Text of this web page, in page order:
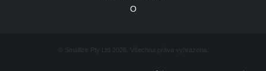
O
© Smallize Pty Ltd 2026. Všechna práva vyhrazena.